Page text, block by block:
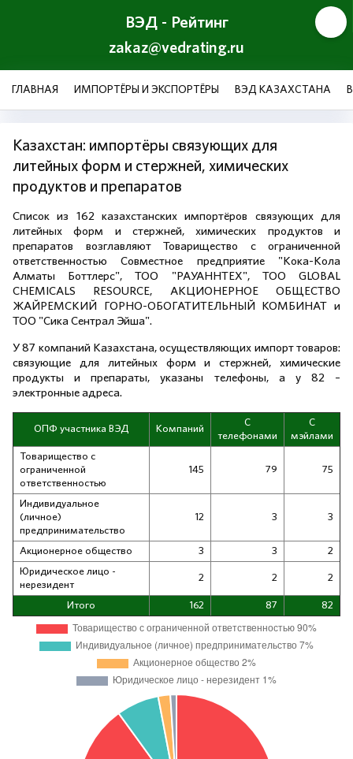
ВЭД - Рейтинг
zakaz@vedrating.ru
ГЛАВНАЯ ИМПОРТЁРЫ И ЭКСПОРТЁРЫ ВЭД КАЗАХСТАНА
Казахстан: импортёры связующих для
литейных форм и стержней, химических
продуктов и препаратов
Список из 162 казахстанских импортёров связующих для
литейных форм и стержней, химических продуктов и
препаратов возглавляют Товарищество с ограниченной
ответственностью Совместное предприятие "Кока-Кола
Алматы Боттлерс", ТОО "РАУАННТЕХ", ТОО GLOBAL
CHEMICALS RESOURCE, AКЦИОНЕРНОЕ OБЩЕСТВО
ЖАЙРЕМСКИЙ ГОРНО-ОБОГАТИТЕЛЬНЫЙ КОМБИНАТ и
ТОО "Сика Сентрал Эйша".
У 87 компаний Казахстана, осуществляющих импорт товаров:
связующие для литейных форм и стержней, химические
продукты и препараты, указаны телефоны, а у 82 –
электронные адреса.
ОПФ участника ВЭД Компаний
С
телефонами
С
мэйлами
Товарищество с
ограниченной
ответственностью
145 79 75
Индивидуальное
(личное)
предпринимательство
12 3 3
Акционерное общество 3 3
2
Юридическое лицо -
нерезидент
2 2 2
Итого 162 87 82